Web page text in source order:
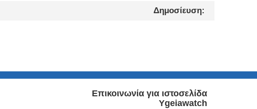
Δημοσίευση:
Επικοινωνία για ιστοσελίδα
Ygeiawatch